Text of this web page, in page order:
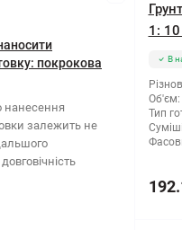
покрокова
нанесення
залежить не
1:
В
Об'єм:
Тип